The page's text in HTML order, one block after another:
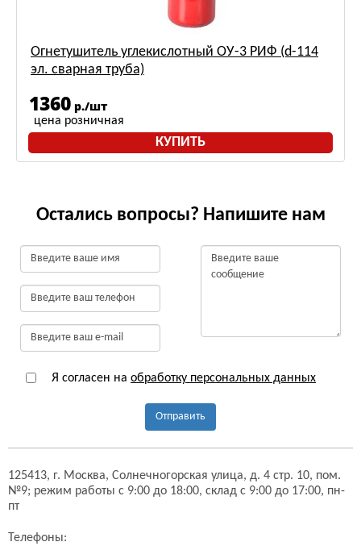
Огнетушитель углекислотный ОУ-3 РИФ (d-114
эл. сварная труба)
1360 р./шт
цена розничная
КУПИТЬ
Остались вопросы? Напишите нам
Я согласен на обработку персональных данных
Отправить
125413, г. Москва, Солнечногорская улица, д. 4 стр. 10, пом.
№9; режим работы с 9:00 до 18:00, склад с 9:00 до 17:00, пн-
пт
Телефоны: